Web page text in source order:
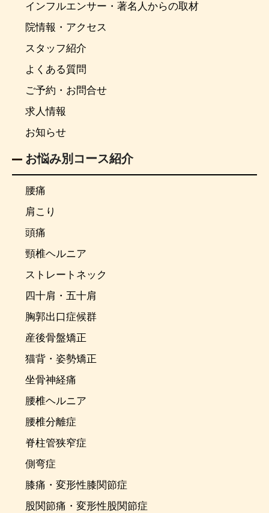
インフルエンサー・著名人からの取材
院情報・アクセス
スタッフ紹介
よくある質問
ご予約・お問合せ
求人情報
お知らせ
お悩み別コース紹介
腰痛
肩こり
頭痛
頸椎ヘルニア
ストレートネック
四十肩・五十肩
胸郭出口症候群
産後骨盤矯正
猫背・姿勢矯正
坐骨神経痛
腰椎ヘルニア
腰椎分離症
脊柱管狭窄症
側弯症
膝痛・変形性膝関節症
股関節痛・変形性股関節症